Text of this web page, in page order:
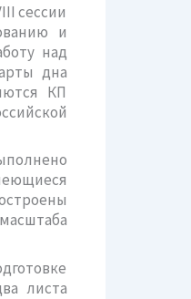
сессии
и
над
дна
КП
листа